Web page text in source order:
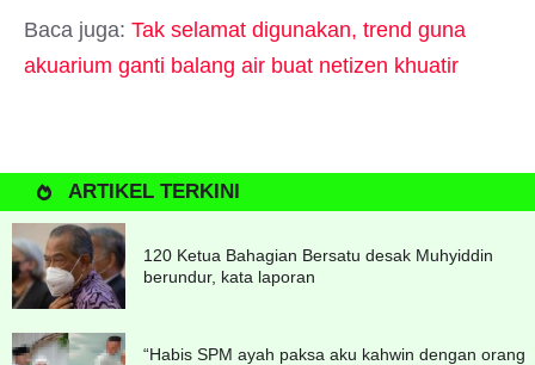
Baca juga: Tak selamat digunakan, trend guna
akuarium ganti balang air buat netizen khuatir
ARTIKEL TERKINI
120 Ketua Bahagian Bersatu desak Muhyiddin
berundur, kata laporan
“Habis SPM ayah paksa aku kahwin dengan orang